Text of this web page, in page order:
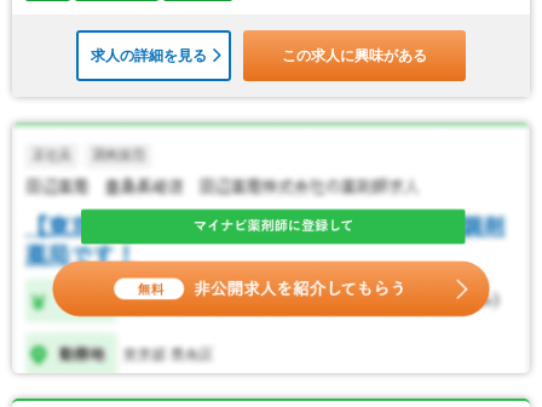
求人の詳細を見る この求人に興味がある